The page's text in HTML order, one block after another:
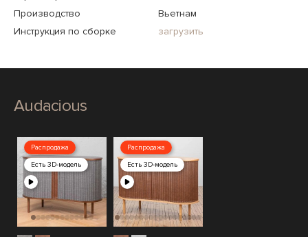
Производство
Вьетнам
Инструкция по сборке
загрузить
Audacious
Распродажа
Есть 3D-модель
Распродажа
Есть 3D-модель